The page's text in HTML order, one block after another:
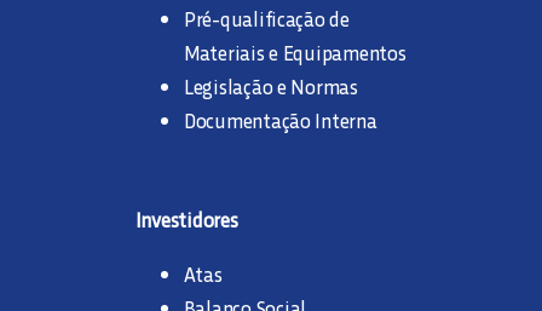
Pré-qualificação de
Materiais e Equipamentos
Legislação e Normas
Documentação Interna
Investidores
Atas